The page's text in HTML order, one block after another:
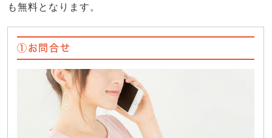
も無料となります。
①お問合せ